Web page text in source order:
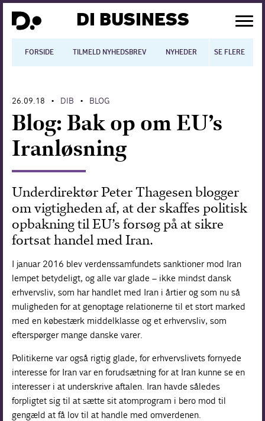
DI BUSINESS
FORSIDE TILMELD NYHEDSBREV NYHEDER BLOGS
SE FLERE
Digitalisering
International økonomi
Arbejdsmiljø
Arbejdsmarkedet
Uddannelse
Europapolitik
Forskning
26.09.18 • DIB • BLOG
Blog: Bak op om EU’s
Iranløsning
Underdirektør Peter Thagesen blogger
om vigtigheden af, at der skaffes politisk
opbakning til EU’s forsøg på at sikre
fortsat handel med Iran.
I januar 2016 blev verdenssamfundets sanktioner mod Iran
lempet betydeligt, og alle var glade – ikke mindst dansk
erhvervsliv, som har handlet med Iran i årtier og som nu så
muligheden for at genoptage relationerne til et stort marked
med en købestærk middelklasse og et erhvervsliv, som
efterspørger mange danske varer.
Politikerne var også rigtig glade, for erhvervslivets fornyede
interesse for Iran var en forudsætning for at Iran kunne se en
interesser i at underskrive aftalen. Iran havde således
forpligtet sig til at sætte sit atomprogram i bero mod til
gengæld at få lov til at handle med omverdenen.